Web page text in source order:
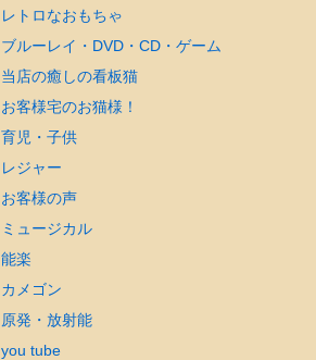
レトロなおもちゃ
ブルーレイ・DVD・CD・ゲーム
当店の癒しの看板猫
お客様宅のお猫様！
育児・子供
レジャー
お客様の声
ミュージカル
能楽
カメゴン
原発・放射能
you tube